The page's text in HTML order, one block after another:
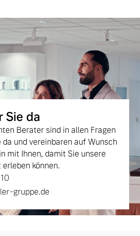
Mehr erfahren
Sie da
Berater sind in allen Fragen
da und vereinbaren auf Wunsch
mit Ihnen, damit Sie unsere
können.
gruppe.de